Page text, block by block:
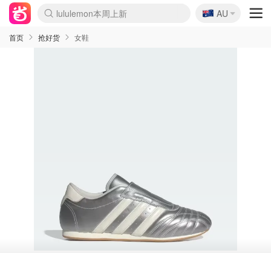
lululemon本周上新
Sasa美妆护肤3.5折
SSENSE年中3折
FreshBeauty好价汇总
Cettire降价+叠9折
Farfetch折上8折
WWS Coles超市实拍
viagogo二手票捡漏
Myer清仓1折起
The Outnet奢牌1折起
David Jones 3折起
Flannels大牌1折
Perfumes Club护肤1折
AMIRO返校季6.2折
Oweek抽奖送Airpods
Amazon折扣汇总
eToro入金$200送$50
Amazon数码好物
ICONIC本周7.5折
ThedoubleF高奢地板价
Moose Knuckles 6折
丝芙兰5折起
EUFY官网3.7折起
Selenichast首饰2折
Trip机票酒店促销
YSL送5件彩妆礼
Amazon家居好物
BIGBANG巡演开票
David Jones时尚3折
Amazon美妆护肤
雅漾大喷$8
过敏原检测盒$33
伊索独家赠50ml沐浴露
科颜氏送高保湿面霜
SEALIFE海洋馆门票6折
丝塔芙大白罐$16
订阅Newsletter送香薰
Cult Beauty 6.8折
Harrods圣诞日历2.3折
LN-CC奢牌私促3折
d'Alba空姐喷雾$16
EVE LOM套装逆天2折
Bernardelli独家4折
Adore Beauty 6折起
CT圣诞日历
Mytheresa奢品2.7折
🇦🇺
AU
首页 抢好货 女鞋